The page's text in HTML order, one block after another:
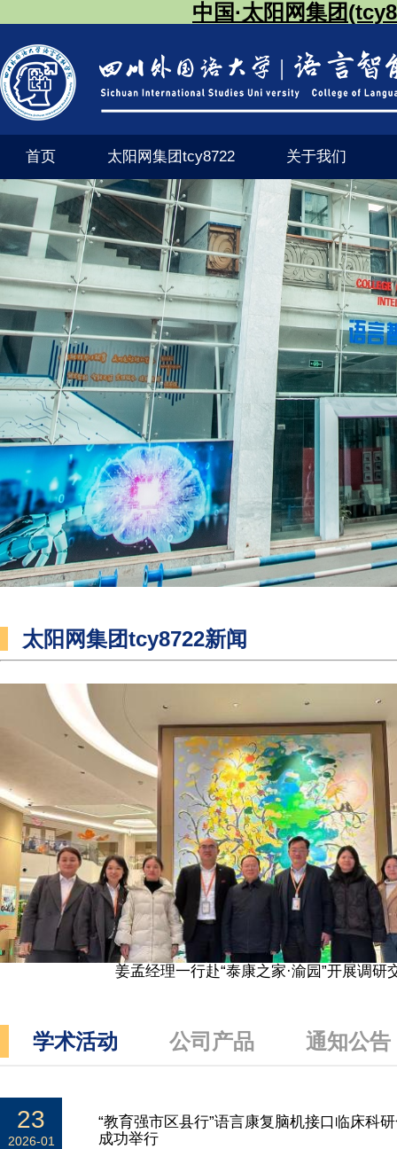
中国·太阳网集团
首页 太阳网集团tcy8722 关于我们
学工动态
太阳网集团tcy8722新闻
姜孟经理一行赴“泰康之家·渝园”开展调研
学术活动 公司产品 通知公告
23
2026-01
“教育强市区县行”语言康复脑机接口临床科
成功举行